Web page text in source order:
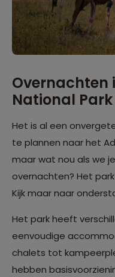
Overnachten
National Park
Het is al een
te plannen naar het
maar wat nou als we
overnachten? Het
Kijk maar naar
Het park heeft
eenvoudige
chalets tot
hebben